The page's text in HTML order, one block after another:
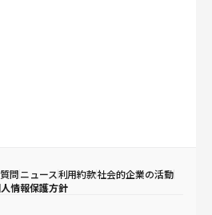
問ニュース利用約款社会的企業の活動
情報保護方針